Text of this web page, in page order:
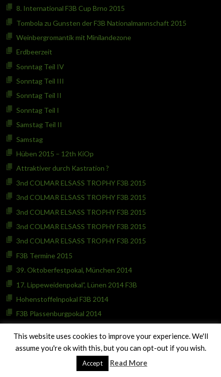
8. International F3B Cup Brno 2015
Tombola zu Gunsten der F3B Nationalmannschaft 2015
Weinbergromantik mit Minilandezone
Erdbeerzeit
Sonntag Teil IV
Sonntag Teil III
Sonntag Teil II
Sonntag Teil I
Samstag Teil II
Samstag
Hüben 2015 – 12th KiOp
Attraktiver durch Kastration ?
3nd COLMAR ELSASS TROPHY F3B 2015
3nd COLMAR ELSASS TROPHY F3B 2015
3nd COLMAR ELSASS TROPHY F3B 2015
3nd COLMAR ELSASS TROPHY F3B 2015
3nd COLMAR ELSASS TROPHY F3B 2015
F3B Termine 2015
39. Oktoberfestpokal, München 2014
17. Lippeweidenpokal”, Lünen 2014 F3B
Hohenstoffelnpokal F3B 2014
F3B Plassenburgpokal 2014
22. Summer Soaring Criterium – F3B in Anthisnes 2014 ( Belgien )
7. Sonnenwendpokal – F3B in Dresden 2014
Arnhem Open F3B 2014
This website uses cookies to improve your experience. We'll
assume you're ok with this, but you can opt-out if you wish.
Accept Read More